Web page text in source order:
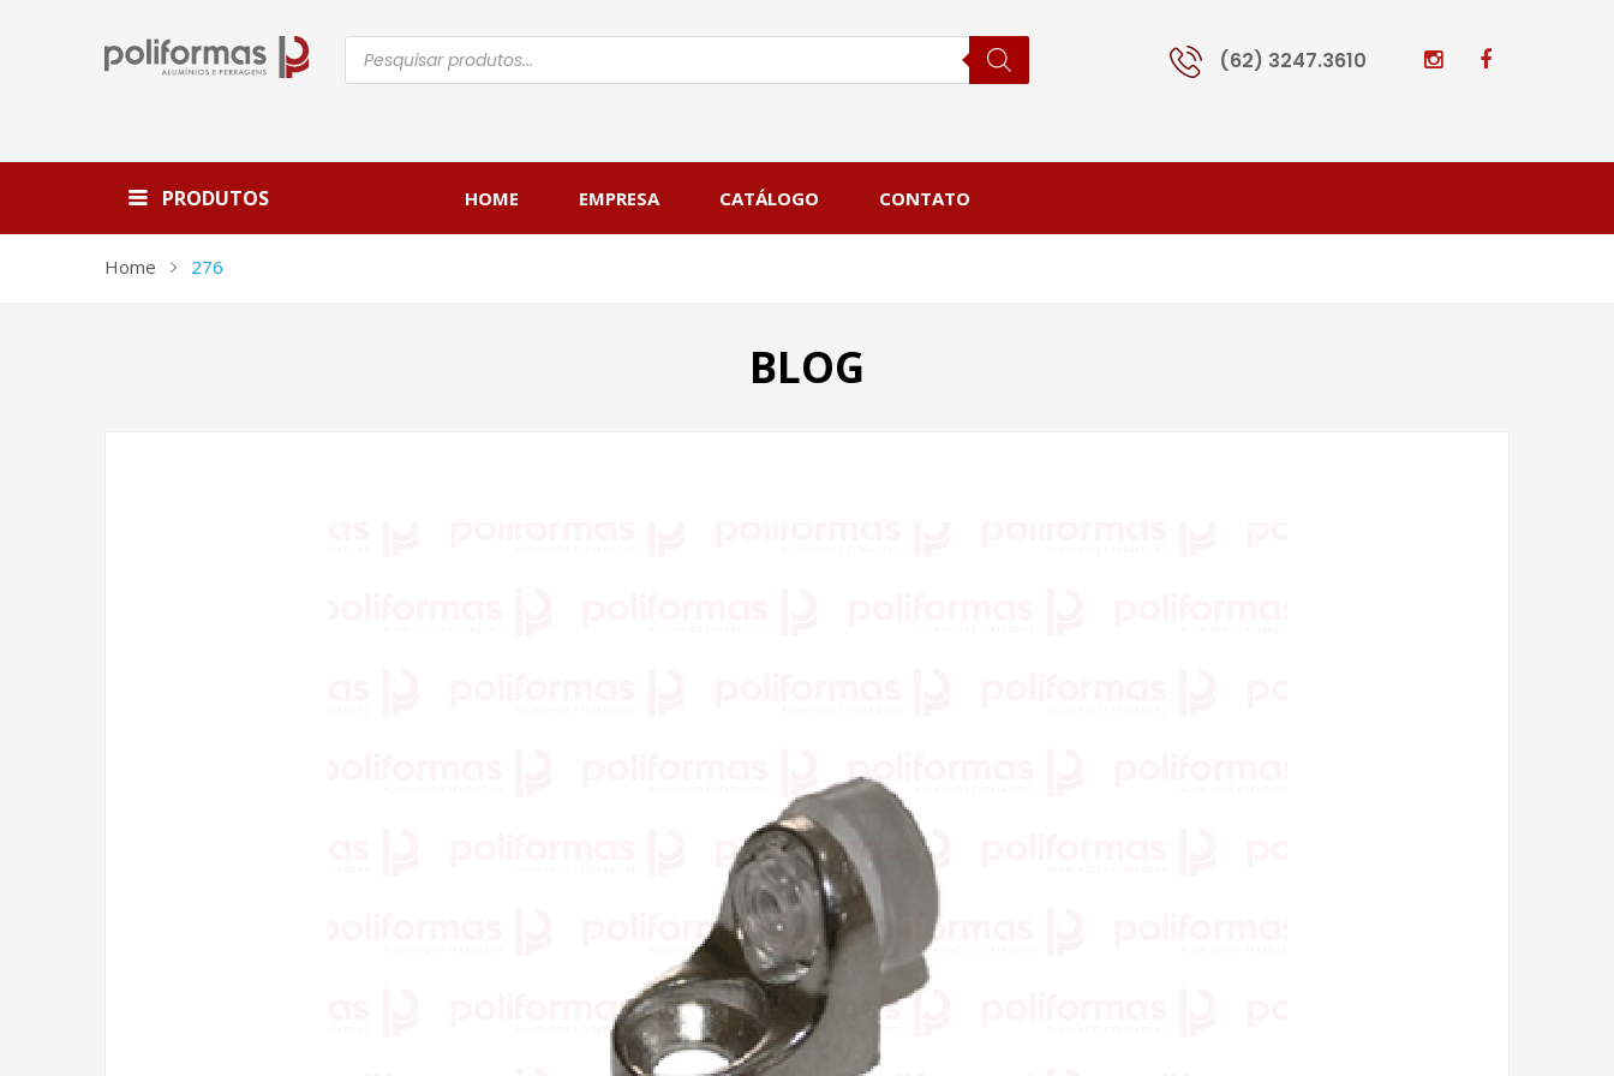
Pesquisar
produtos (62) 3247.3610
HOME EMPRESA CATÁLOGO CONTATO
PRODUTOS
Home 276
BLOG